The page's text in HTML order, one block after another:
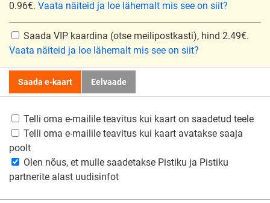
0.96€. Vaata näiteid ja loe lähemalt mis see on siit?
Saada VIP kaardina (otse meilipostkasti), hind 2.49€.
Vaata näiteid ja loe lähemalt mis see on siit?
Saada e-kaart Eelvaade
Telli oma e-mailile teavitus kui kaart on saadetud teele
Telli oma e-mailile teavitus kui kaart avatakse saaja
poolt
Olen nõus, et mulle saadetakse Pistiku ja Pistiku
partnerite alast uudisinfot